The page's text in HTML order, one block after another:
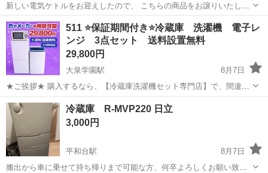
新しい電気ケトルをお迎えしたので、 こちらの商品をお譲りいたしま
す♪ ブランド：ドリテック(dretec) 材質 樹脂/プラスチック製 電圧：
100 ボルト ワット数：900 W 商品の重量:：970 g カラー：ホワイト...
東京 練馬区 上石神井駅 キッチン家電
511 ⭐️保証期間付き⭐️冷蔵庫 洗濯機 電子レ
ンジ 3点セット 送料設置無料
29,800円
大泉学園駅
8月7日
★ご挨拶★ 購入するなら、【冷蔵庫洗濯機セット専門店】で、間違い
なし！！ 販売セット台数年間 3000台販売実績 新生活をお迎えする 学
生 社会人 初同棲 単身赴任の方に、大好評のセットになっておりま
す。 【階段運...
東京 練馬区 大泉学園駅 キッチン家電
冷蔵庫 R-MVP220 日立
3,000円
平和台駅
8月7日
搬出から車に乗せて持ち帰りまで可能な方、何卒よろしくお願い致し